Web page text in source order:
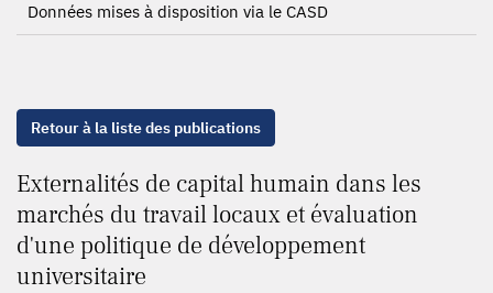
Données mises à disposition via le CASD
Retour à la liste des publications
Externalités de capital humain dans les
marchés du travail locaux et évaluation
d'une politique de développement
universitaire